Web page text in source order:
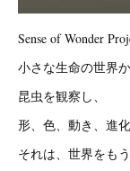
Sense of Wonder
小さな生命の世界
昆虫を観察し、
形、色、動き、進
それは、世界をも